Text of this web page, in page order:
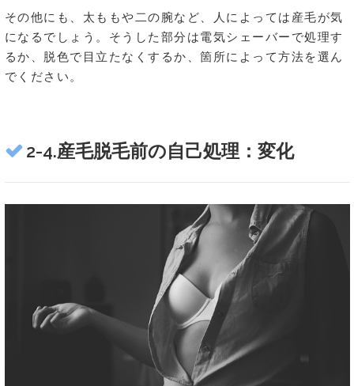
その他にも、太ももや二の腕など、人によっては産毛が気
になるでしょう。そうした部分は電気シェーバーで処理す
るか、脱色で目立たなくするか、箇所によって方法を選ん
でください。
2-4.産毛脱毛前の自己処理：変化